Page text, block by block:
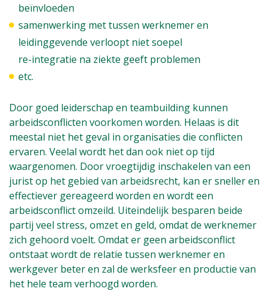
beïnvloeden
samenwerking met tussen werknemer en
leidinggevende verloopt niet soepel
re-integratie na ziekte geeft problemen
etc.
Door goed leiderschap en teambuilding kunnen
arbeidsconflicten voorkomen worden. Helaas is dit
meestal niet het geval in organisaties die conflicten
ervaren. Veelal wordt het dan ook niet op tijd
waargenomen. Door vroegtijdig inschakelen van een
jurist op het gebied van arbeidsrecht, kan er sneller en
effectiever gereageerd worden en wordt een
arbeidsconflict omzeild. Uiteindelijk besparen beide
partij veel stress, omzet en geld, omdat de werknemer
zich gehoord voelt. Omdat er geen arbeidsconflict
ontstaat wordt de relatie tussen werknemer en
werkgever beter en zal de werksfeer en productie van
het hele team verhoogd worden.